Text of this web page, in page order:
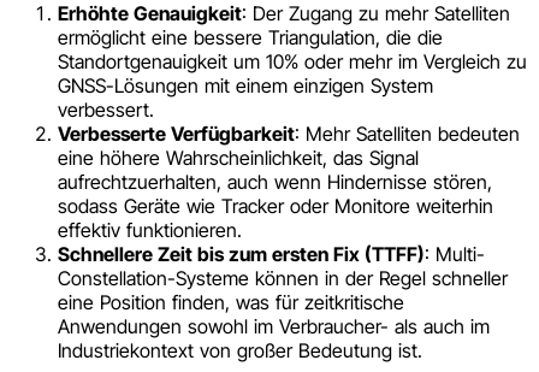
Erhöhte Genauigkeit: Der Zugang zu mehr Satelliten
ermöglicht eine bessere Triangulation, die die
Standortgenauigkeit um 10% oder mehr im Vergleich zu
GNSS-Lösungen mit einem einzigen System
verbessert.
Verbesserte Verfügbarkeit: Mehr Satelliten bedeuten
eine höhere Wahrscheinlichkeit, das Signal
aufrechtzuerhalten, auch wenn Hindernisse stören,
sodass Geräte wie Tracker oder Monitore weiterhin
effektiv funktionieren.
Schnellere Zeit bis zum ersten Fix (TTFF): Multi-
Constellation-Systeme können in der Regel schneller
eine Position finden, was für zeitkritische
Anwendungen sowohl im Verbraucher- als auch im
Industriekontext von großer Bedeutung ist.